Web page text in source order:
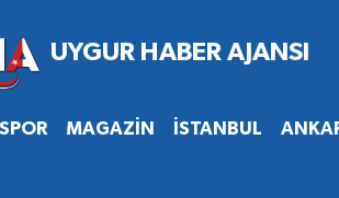
SPOR MAGAZİN İSTANBUL